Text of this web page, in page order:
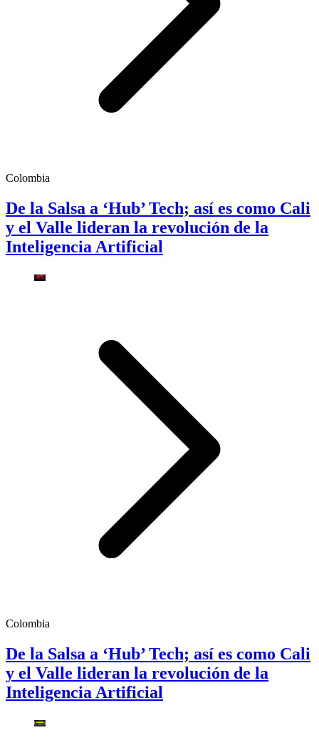
Colombia
De la Salsa a ‘Hub’ Tech; así es como Cali
y el Valle lideran la revolución de la
Inteligencia Artificial
Colombia
De la Salsa a ‘Hub’ Tech; así es como Cali
y el Valle lideran la revolución de la
Inteligencia Artificial